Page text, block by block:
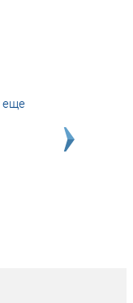
еще